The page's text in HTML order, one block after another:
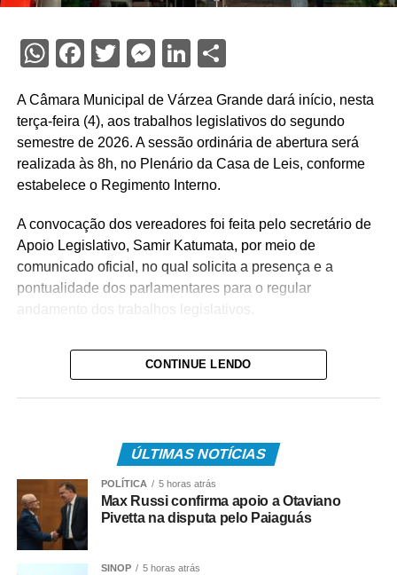
WhatsApp
Facebook
TwitterMessenger
LinkedIn
A Câmara Municipal de Várzea Grande dará início, nesta
terça-feira (4), aos trabalhos legislativos do segundo
semestre de 2026. A sessão ordinária de abertura será
realizada às 8h, no Plenário da Casa de Leis, conforme
estabelece o Regimento Interno.
A convocação dos vereadores foi feita pelo secretário de
Apoio Legislativo, Samir Katumata, por meio de
comunicado oficial, no qual solicita a presença e a
pontualidade dos parlamentares para o regular
Com o encerramento do recesso parlamentar, os
vereadores voltam a apreciar projetos de lei,
serão transmitidas pelos canais oficiais da Câmara
Municipal, garantindo transparência e permitindo que a
população acompanhe as discussões e votações
CONTINUE LENDO
ÚLTIMAS NOTÍCIAS
POLÍTICA 5 horas atrás
Max Russi confirma apoio a Otaviano
Pivetta na disputa pelo Paiaguás
SINOP 5 horas atrás